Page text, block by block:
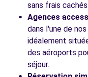
sans frais cachés.
Agences
dans l'une de
idéalement
des aéroports
séjour.